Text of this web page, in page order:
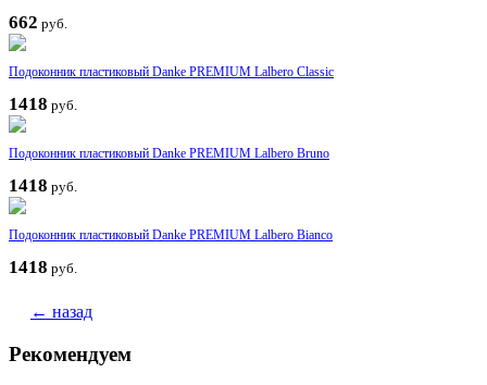
662 руб.
Подоконник пластиковый Danke PREMIUM Lalbero Classic
1418 руб.
Подоконник пластиковый Danke PREMIUM Lalbero Bruno
1418 руб.
Подоконник пластиковый Danke PREMIUM Lalbero Bianco
1418 руб.
← назад
Рекомендуем